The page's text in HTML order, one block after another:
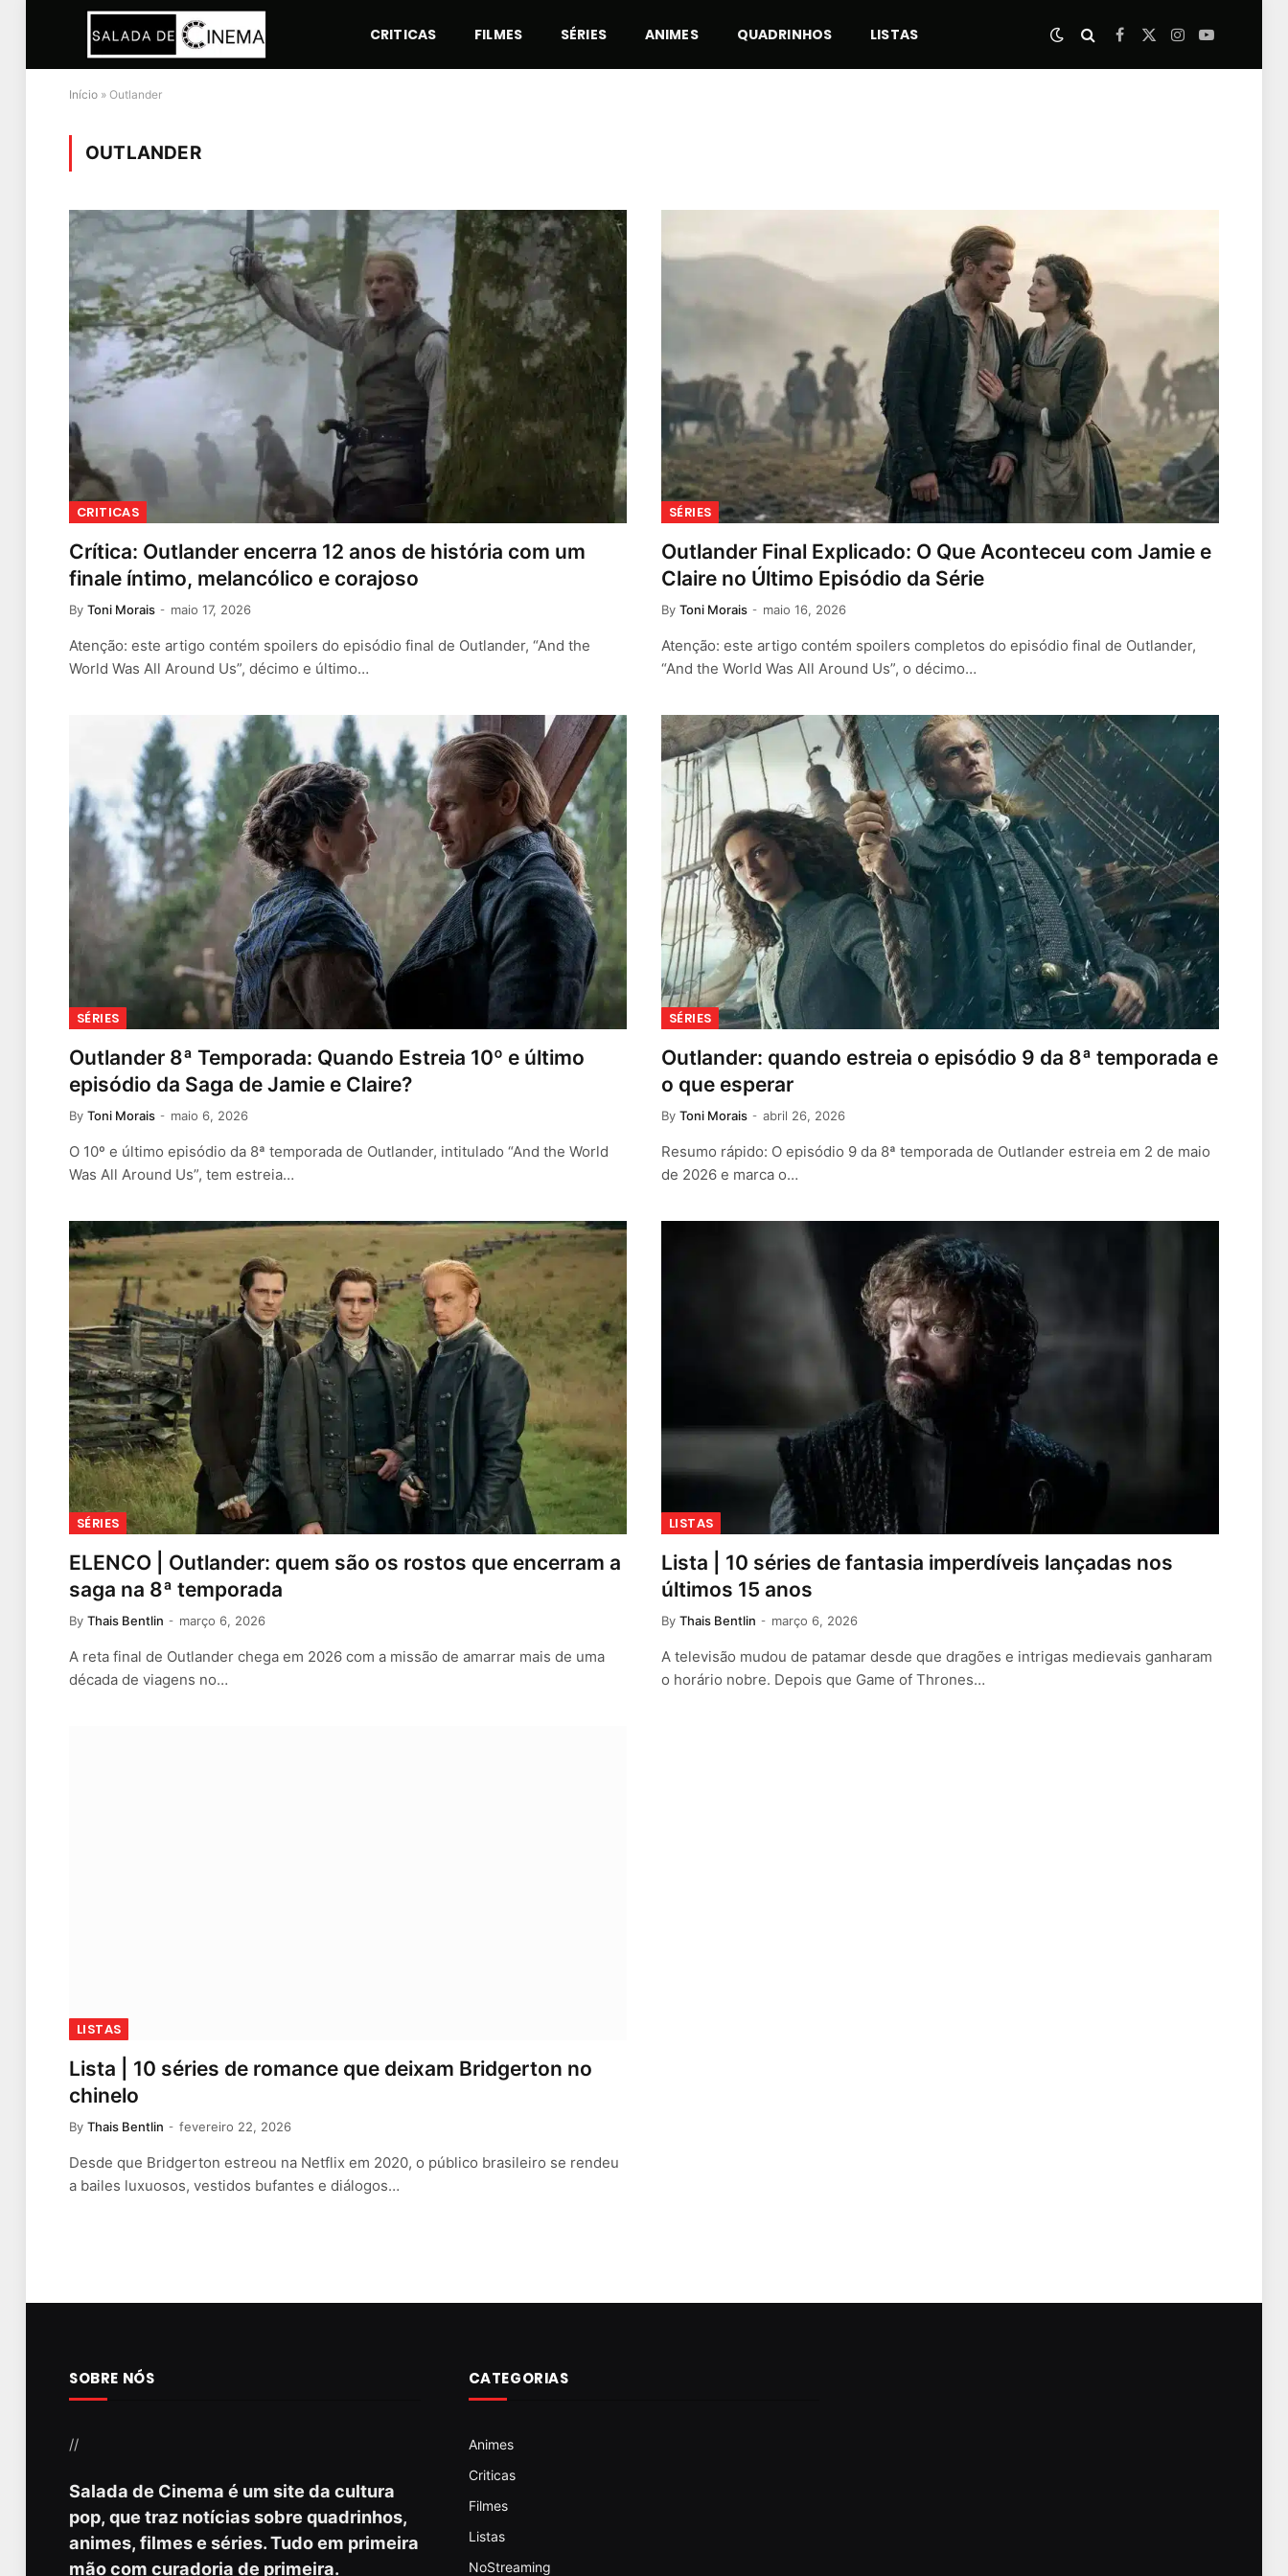
CRITICAS FILMES SÉRIES ANIMES QUADRINHOS LISTAS Facebook
X
Instagram
YouTube
Início » Outlander
OUTLANDER
CRITICAS
Crítica: Outlander encerra 12 anos de história com um
finale íntimo, melancólico e corajoso
By Toni Morais maio 17, 2026
Atenção: este artigo contém spoilers do episódio final de Outlander, “And the
World Was All Around Us”, décimo e último…
SÉRIES
Outlander Final Explicado: O Que Aconteceu com Jamie e
Claire no Último Episódio da Série
By Toni Morais maio 16, 2026
Atenção: este artigo contém spoilers completos do episódio final de Outlander,
“And the World Was All Around Us”, o décimo…
SÉRIES
Outlander 8ª Temporada: Quando Estreia 10º e último
episódio da Saga de Jamie e Claire?
By Toni Morais maio 6, 2026
O 10º e último episódio da 8ª temporada de Outlander, intitulado “And the World
Was All Around Us”, tem estreia…
SÉRIES
Outlander: quando estreia o episódio 9 da 8ª temporada e
o que esperar
By Toni Morais abril 26, 2026
Resumo rápido: O episódio 9 da 8ª temporada de Outlander estreia em 2 de maio
de 2026 e marca o…
SÉRIES
ELENCO | Outlander: quem são os rostos que encerram a
saga na 8ª temporada
By Thais Bentlin março 6, 2026
A reta final de Outlander chega em 2026 com a missão de amarrar mais de uma
década de viagens no…
LISTAS
Lista | 10 séries de fantasia imperdíveis lançadas nos
últimos 15 anos
By Thais Bentlin março 6, 2026
A televisão mudou de patamar desde que dragões e intrigas medievais ganharam
o horário nobre. Depois que Game of Thrones…
LISTAS
Lista | 10 séries de romance que deixam Bridgerton no
chinelo
By Thais Bentlin fevereiro 22, 2026
Desde que Bridgerton estreou na Netflix em 2020, o público brasileiro se rendeu
a bailes luxuosos, vestidos bufantes e diálogos…
SOBRE NÓS
//
Salada de Cinema é um site da cultura
pop, que traz notícias sobre quadrinhos,
animes, filmes e séries. Tudo em primeira
mão com curadoria de primeira.
CATEGORIAS
Animes
Criticas
Filmes
Listas
NoStreaming